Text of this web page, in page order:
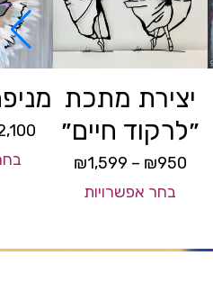
יצירת מתכת
״לרקוד חיים״
₪950
–
₪1,599
בחר אפשרויות